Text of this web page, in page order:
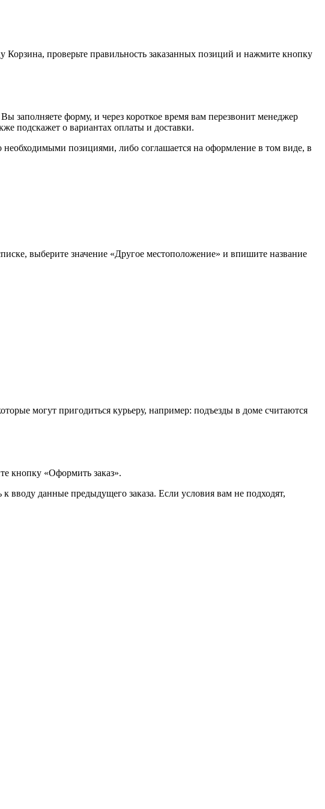
Корзина, проверьте правильность заказанных позиций и нажмите кнопку
заполняете форму, и через короткое время вам перезвонит менеджер
подскажет о вариантах оплаты и доставки.
необходимыми позициями, либо соглашается на оформление в том виде, в
выберите значение «Другое местоположение» и впишите название
могут пригодиться курьеру, например: подъезды в доме считаются
кнопку «Оформить заказ».
данные предыдущего заказа. Если условия вам не подходят,